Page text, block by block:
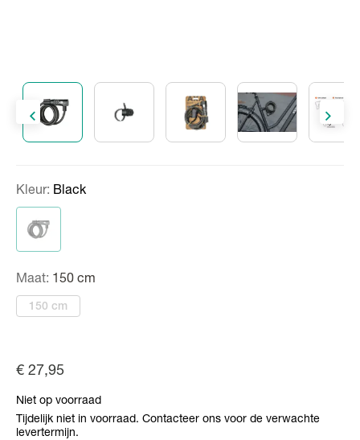
Kleur: Black
Maat: 150 cm
150 cm
€ 27,95
Niet op voorraad
Tijdelijk niet in voorraad. Contacteer ons voor de verwachte
levertermijn.